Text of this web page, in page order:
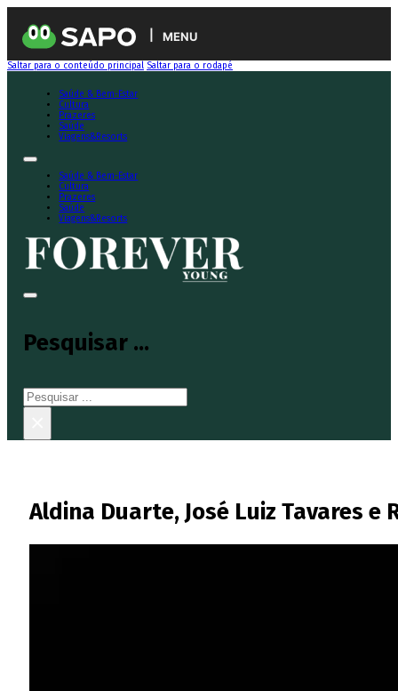
MENU
Saltar para o conteúdo principal Saltar para o rodapé
Saúde & Bem-Estar
Cultura
Prazeres
Saúde
Viagens&Resorts
Saúde & Bem-Estar
Cultura
Prazeres
Saúde
Viagens&Resorts
Pesquisar ...
Pesquisar
Aldina Duarte, José Luiz Tavares e